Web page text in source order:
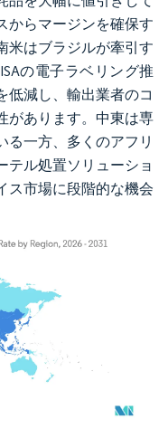
からマージンを確保す
米はブラジルが牽引す
の電子ラベリング推
低減し、輸出業者のコ
があります。中東は専
る一方、多くのアフリ
テル処置ソリューショ
ス市場に段階的な機会